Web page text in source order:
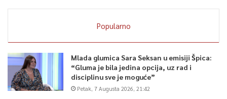
Popularno
Mlada glumica Sara Seksan u emisiji Špica:
“Gluma je bila jedina opcija, uz rad i
disciplinu sve je moguće”
Petak, 7 Augusta 2026, 21:42